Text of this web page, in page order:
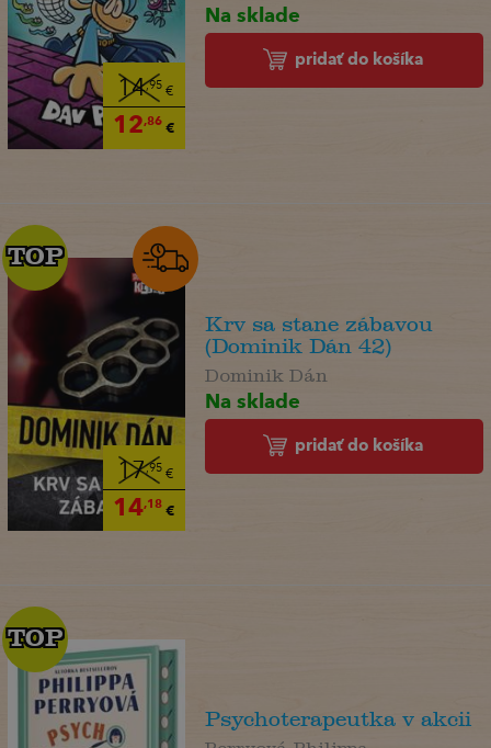
14,95€
12,86€
Na sklade
pridať do košíka
17,95€
14,18€
TOP
TOP
Krv sa stane zábavou
(Dominik Dán 42)
Dominik Dán
Na sklade
pridať do košíka
TOP
TOP
Psychoterapeutka v akcii
Perryová Philippa